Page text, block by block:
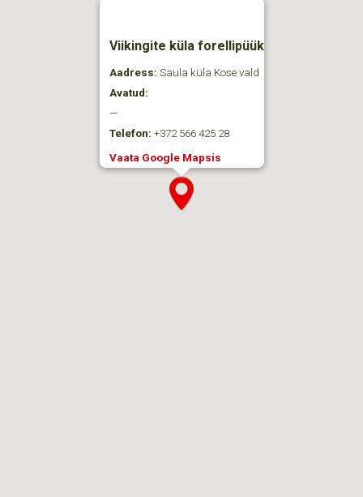
Viikingite küla forellipüük
Aadress: Saula küla Kose vald
Avatud:
—
Telefon: +372 566 425 28
Vaata Google Mapsis